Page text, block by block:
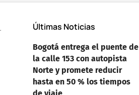
Últimas Noticias
Bogotá entrega el puente de
la calle 153 con autopista
Norte y promete reducir
hasta en 50 % los tiempos